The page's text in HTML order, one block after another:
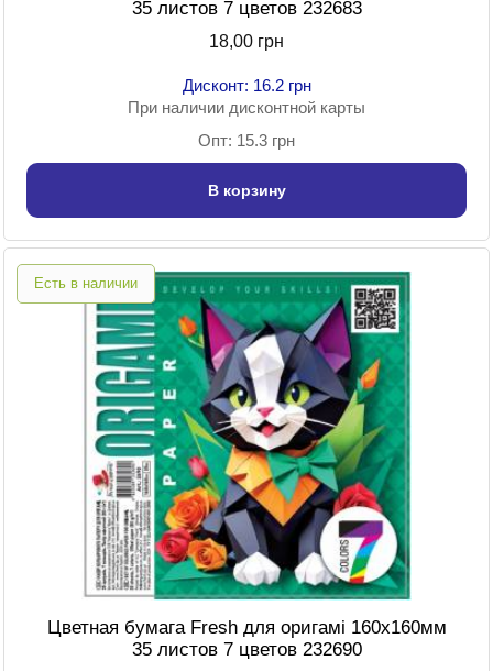
35 листов 7 цветов 232683
18,00 грн
Дисконт: 16.2 грн
При наличии дисконтной карты
Опт: 15.3 грн
В корзину
Есть в наличии
Цветная бумага Fresh для оригамі 160х160мм
35 листов 7 цветов 232690